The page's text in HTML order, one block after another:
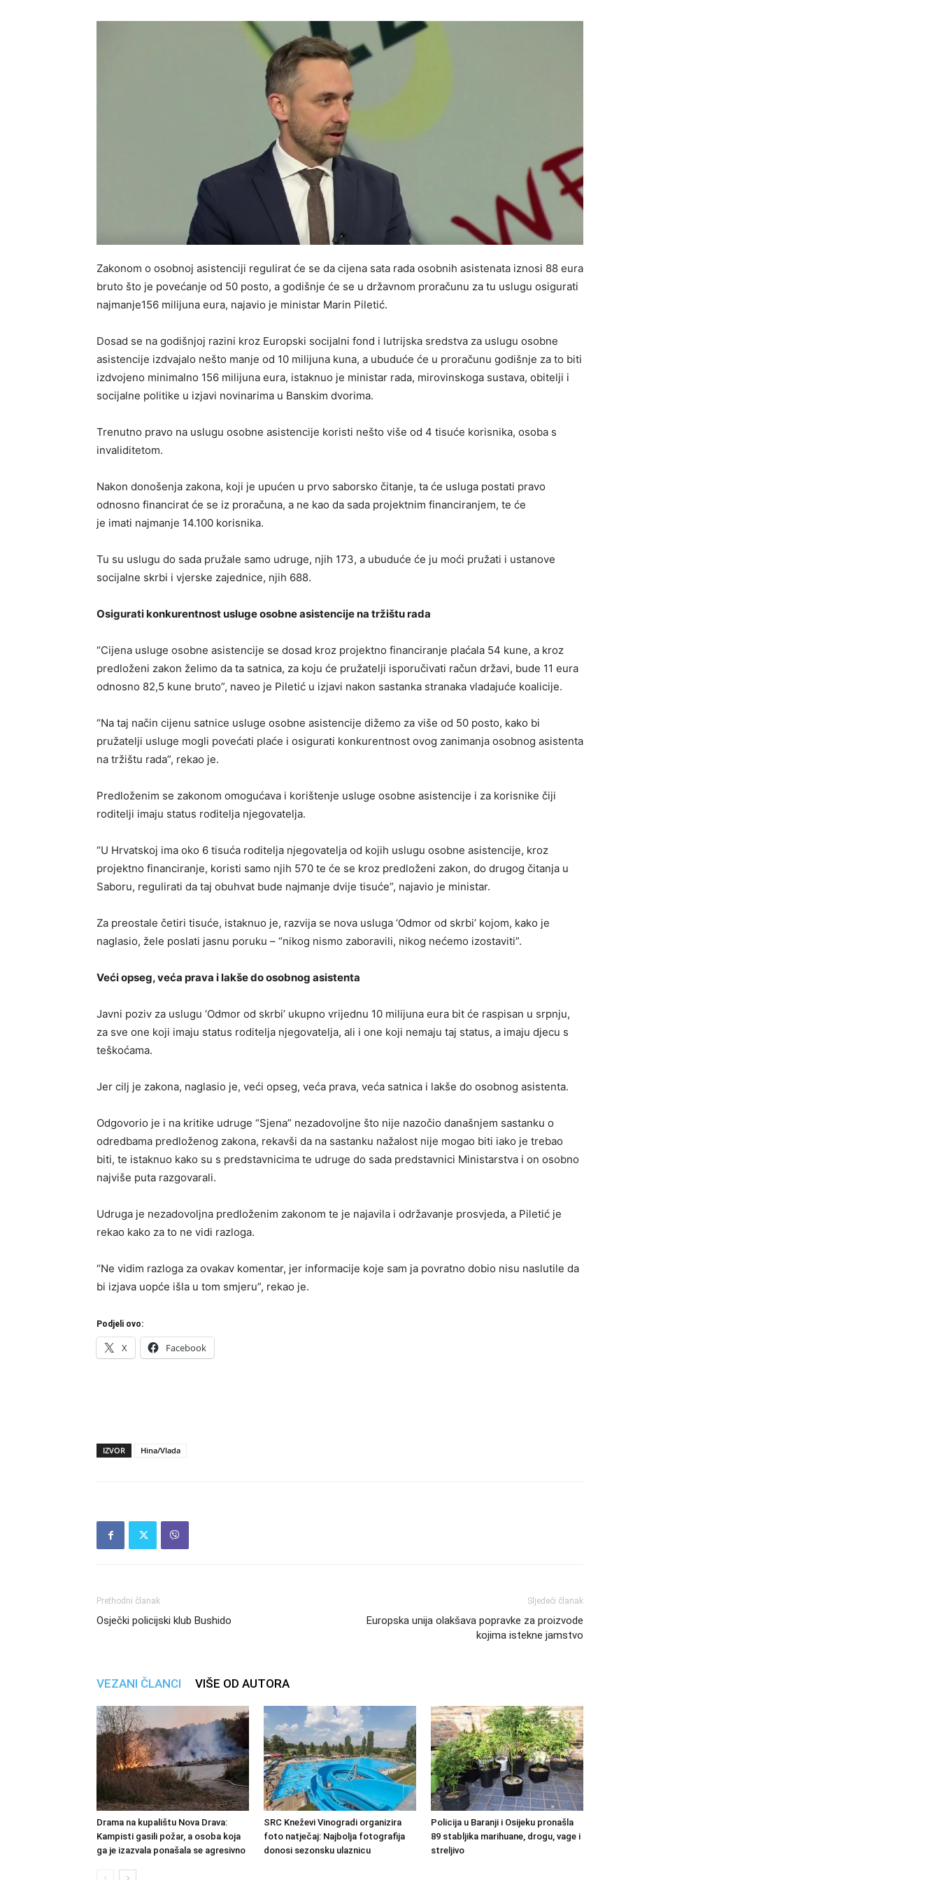
Zakonom o osobnoj asistenciji regulirat će se da cijena sata rada osobnih asistenata iznosi 88 eura
bruto što je povećanje od 50 posto, a godišnje će se u državnom proračunu za tu uslugu osigurati
najmanje156 milijuna eura, najavio je ministar Marin Piletić.
Dosad se na godišnjoj razini kroz Europski socijalni fond i lutrijska sredstva za uslugu osobne
asistencije izdvajalo nešto manje od 10 milijuna kuna, a ubuduće će u proračunu godišnje za to biti
izdvojeno minimalno 156 milijuna eura, istaknuo je ministar rada, mirovinskoga sustava, obitelji i
socijalne politike u izjavi novinarima u Banskim dvorima.
Trenutno pravo na uslugu osobne asistencije koristi nešto više od 4 tisuće korisnika, osoba s
invaliditetom.
Nakon donošenja zakona, koji je upućen u prvo saborsko čitanje, ta će usluga postati pravo
odnosno financirat će se iz proračuna, a ne kao da sada projektnim financiranjem, te će
je imati najmanje 14.100 korisnika.
Tu su uslugu do sada pružale samo udruge, njih 173, a ubuduće će ju moći pružati i ustanove
socijalne skrbi i vjerske zajednice, njih 688.
Osigurati konkurentnost usluge osobne asistencije na tržištu rada
“Cijena usluge osobne asistencije se dosad kroz projektno financiranje plaćala 54 kune, a kroz
predloženi zakon želimo da ta satnica, za koju će pružatelji isporučivati račun državi, bude 11 eura
odnosno 82,5 kune bruto”, naveo je Piletić u izjavi nakon sastanka stranaka vladajuće koalicije.
“Na taj način cijenu satnice usluge osobne asistencije dižemo za više od 50 posto, kako bi
pružatelji usluge mogli povećati plaće i osigurati konkurentnost ovog zanimanja osobnog asistenta
na tržištu rada”, rekao je.
Predloženim se zakonom omogućava i korištenje usluge osobne asistencije i za korisnike čiji
roditelji imaju status roditelja njegovatelja.
“U Hrvatskoj ima oko 6 tisuća roditelja njegovatelja od kojih uslugu osobne asistencije, kroz
projektno financiranje, koristi samo njih 570 te će se kroz predloženi zakon, do drugog čitanja u
Saboru, regulirati da taj obuhvat bude najmanje dvije tisuće”, najavio je ministar.
Za preostale četiri tisuće, istaknuo je, razvija se nova usluga ‘Odmor od skrbi’ kojom, kako je
naglasio, žele poslati jasnu poruku – “nikog nismo zaboravili, nikog nećemo izostaviti”.
Veći opseg, veća prava i lakše do osobnog asistenta
Javni poziv za uslugu ‘Odmor od skrbi’ ukupno vrijednu 10 milijuna eura bit će raspisan u srpnju,
za sve one koji imaju status roditelja njegovatelja, ali i one koji nemaju taj status, a imaju djecu s
teškoćama.
Jer cilj je zakona, naglasio je, veći opseg, veća prava, veća satnica i lakše do osobnog asistenta.
Odgovorio je i na kritike udruge “Sjena” nezadovoljne što nije nazočio današnjem sastanku o
odredbama predloženog zakona, rekavši da na sastanku nažalost nije mogao biti iako je trebao
biti, te istaknuo kako su s predstavnicima te udruge do sada predstavnici Ministarstva i on osobno
najviše puta razgovarali.
Udruga je nezadovoljna predloženim zakonom te je najavila i održavanje prosvjeda, a Piletić je
rekao kako za to ne vidi razloga.
“Ne vidim razloga za ovakav komentar, jer informacije koje sam ja povratno dobio nisu naslutile da
bi izjava uopće išla u tom smjeru”, rekao je.
Podjeli ovo:
X Facebook
IZVOR Hina/Vlada
Prethodni članak
Osječki policijski klub Bushido
Sljedeći članak
Europska unija olakšava popravke za proizvode
kojima istekne jamstvo
VEZANI ČLANCI VIŠE OD AUTORA
Drama na kupalištu Nova Drava:
Kampisti gasili požar, a osoba koja
ga je izazvala ponašala se agresivno
SRC Kneževi Vinogradi organizira
foto natječaj: Najbolja fotografija
donosi sezonsku ulaznicu
Policija u Baranji i Osijeku pronašla
89 stabljika marihuane, drogu, vage i
streljivo